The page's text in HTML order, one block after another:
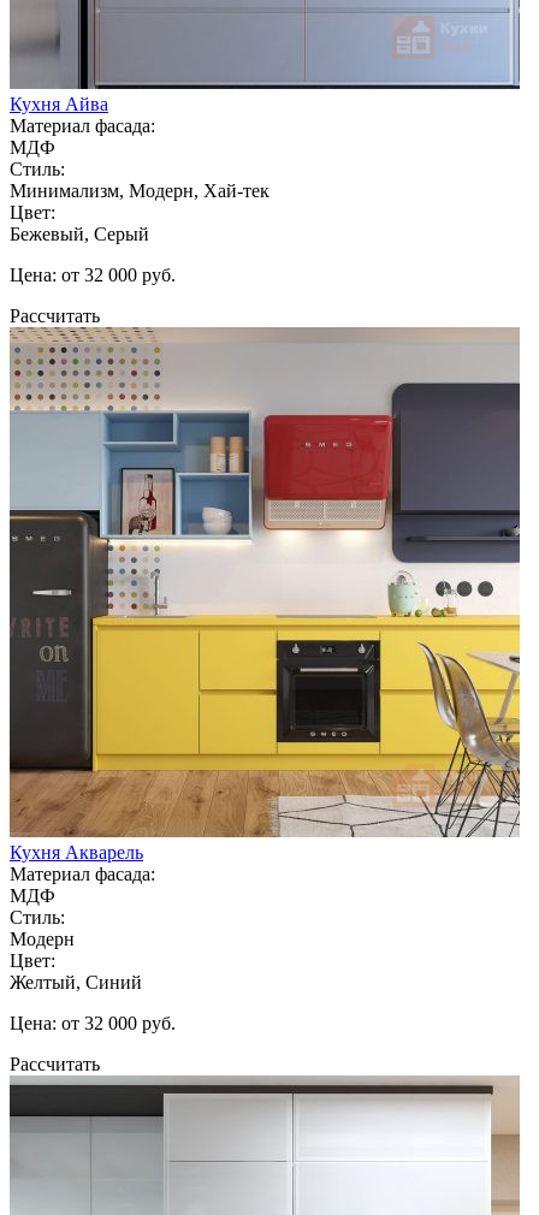
Кухня Айва
Материал фасада:
МДФ
Стиль:
Минимализм, Модерн, Хай-тек
Цвет:
Бежевый, Серый
Цена: от 32 000 руб.
Рассчитать
Кухня Акварель
Материал фасада:
МДФ
Стиль:
Модерн
Цвет:
Желтый, Синий
Цена: от 32 000 руб.
Рассчитать